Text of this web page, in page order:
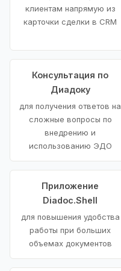
клиентам напрямую из
карточки сделки в CRM
Консультация по
Диадоку
для получения ответов на
сложные вопросы по
внедрению и
использованию ЭДО
Приложение
Diadoc.Shell
для повышения удобства
работы при больших
объемах документов